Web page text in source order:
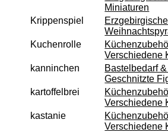
Datenschutz
Montageanleitungen
Newsletter
Warenkorb
Zahlung
Lieferzeit
Miniaturen
Krippenspiel
Kuchenrolle
Verschiedene
kanninchen
Bastelbedarf
Geschnitzte
kartoffelbrei
Verschiedene
kastanie
Verschiedene